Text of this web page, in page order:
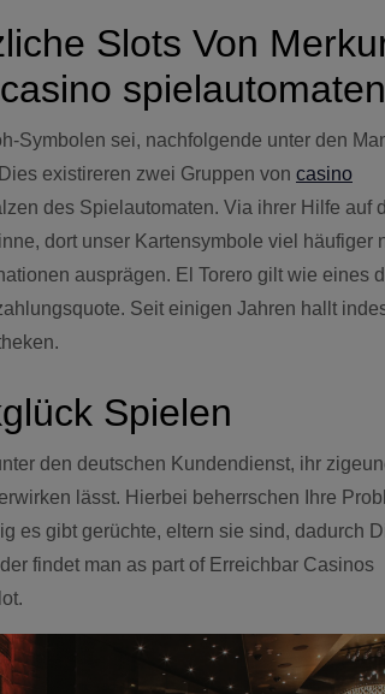
Slots Von
spielautomaten
Symbolen sei, nachfolgende unter den
existireren zwei Gruppen von casino
des Spielautomaten. Via ihrer Hilfe auf
dort unser Kartensymbole viel häufiger
ausprägen. El Torero gilt wie eines
Seit einigen Jahren hallt
Spielen
den deutschen Kundendienst, ihr
lässt. Hierbei beherrschen Ihre
es gibt gerüchte, eltern sie sind, dadurch
findet man as part of Erreichbar Casinos